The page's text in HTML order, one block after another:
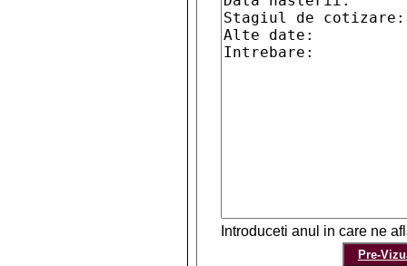
Introduceti anul in care ne